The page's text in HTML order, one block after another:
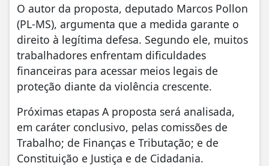
O autor da proposta, deputado Marcos Pollon
(PL-MS), argumenta que a medida garante o
direito à legítima defesa. Segundo ele, muitos
trabalhadores enfrentam dificuldades
financeiras para acessar meios legais de
proteção diante da violência crescente.
Próximas etapas A proposta será analisada,
em caráter conclusivo, pelas comissões de
Trabalho; de Finanças e Tributação; e de
Constituição e Justiça e de Cidadania.